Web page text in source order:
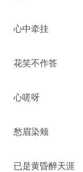
心中牵挂
花笑不作答
心嗟呀
愁眉染颊
已是黄昏醉天涯